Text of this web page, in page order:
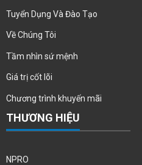
Tuyển Dụng Và Đào Tạo
Về Chúng Tôi
Tầm nhìn sứ mệnh
Giá trị cốt lõi
Chương trình khuyến mãi
THƯƠNG HIỆU
NPRO